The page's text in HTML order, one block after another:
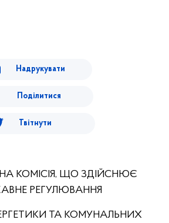
Надрукувати
Поділитися
Твітнути
КОМІСІЯ, ЩО ЗДІЙСНЮЄ
РЕГУЛЮВАННЯ
ТА КОМУНАЛЬНИХ